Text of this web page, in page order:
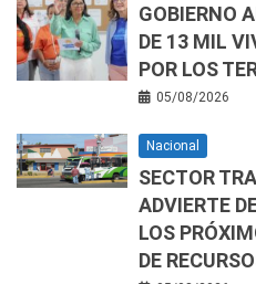
GOBIERNO
DE 13 MIL
POR LOS
05/08/2026
Nacional
SECTOR
ADVIERTE
LOS
DE